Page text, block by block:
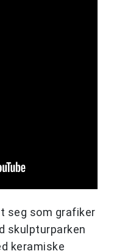
seg som grafiker
skulpturparken
keramiske